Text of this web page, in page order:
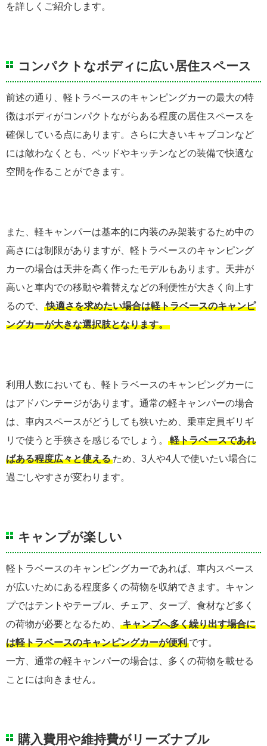
を詳しくご紹介します。
コンパクトなボディに広い居住スペース
前述の通り、軽トラベースのキャンピングカーの最大の特
徴はボディがコンパクトながらある程度の居住スペースを
確保している点にあります。さらに大きいキャブコンなど
には敵わなくとも、ベッドやキッチンなどの装備で快適な
空間を作ることができます。
また、軽キャンパーは基本的に内装のみ架装するため中の
高さには制限がありますが、軽トラベースのキャンピング
カーの場合は天井を高く作ったモデルもあります。天井が
高いと車内での移動や着替えなどの利便性が大きく向上す
るので、
快適さを求めたい場合は軽トラベースのキャンピ
ングカーが大きな選択肢となります。
利用人数においても、軽トラベースのキャンピングカーに
はアドバンテージがあります。通常の軽キャンパーの場合
は、車内スペースがどうしても狭いため、乗車定員ギリギ
リで使うと手狭さを感じるでしょう。
軽トラベースであれ
ばある程度広々と使える ため、3人や4人で使いたい場合に
過ごしやすさが変わります。
キャンプが楽しい
軽トラベースのキャンピングカーであれば、車内スペース
が広いためにある程度多くの荷物を収納できます。キャン
プではテントやテーブル、チェア、タープ、食材など多く
の荷物が必要となるため、
キャンプへ多く繰り出す場合に
は軽トラベースのキャンピングカーが便利 です。
一方、通常の軽キャンパーの場合は、多くの荷物を載せる
ことには向きません。
購入費用や維持費がリーズナブル